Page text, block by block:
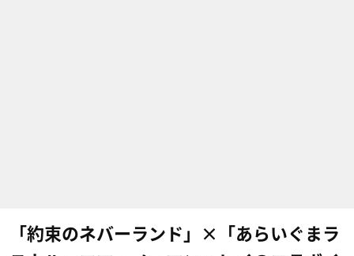
「約束のネバーランド」×「あらいぐまラ